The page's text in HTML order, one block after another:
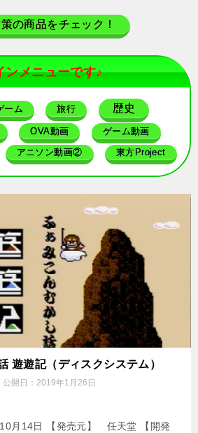
の商品をチェック！
ンメニューです♪
ーム 旅行 歴史
OVA動画 ゲーム動画
アニソン動画② 東方Project
遊遊記（ディスクシステム）
公開日： 2019年1月26日
月14日 【発売元】 任天堂 【開発